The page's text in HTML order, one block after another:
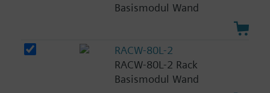
Basismodul Wand
RACW-80L-2
RACW-80L-2 Rack
Basismodul Wand